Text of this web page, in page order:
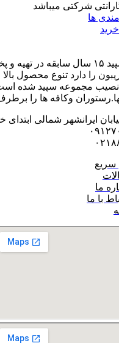
شرکتی میباشد
ها
ماشین اداری سپید ۱۵ سال سابقه
را دارد تنوع محصول بالا
مجموعه سپید شده است
و‌کافه ها را
ایرانشهر شمالی ابتدای
ما
با ما